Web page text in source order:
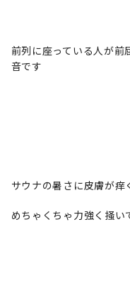
前列に座っている人が前
音です
サウナの暑さに皮膚が痒
めちゃくちゃ力強く掻い